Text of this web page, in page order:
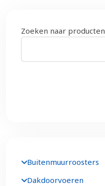
Zoeken naar producten
Buitenmuurroosters
Dakdoorvoeren